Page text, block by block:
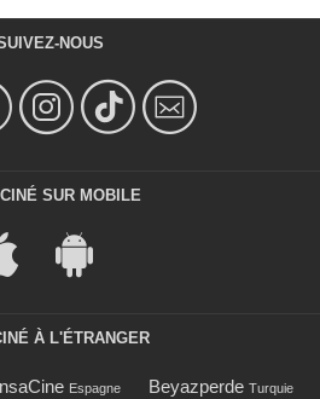
NOUS
SUR MOBILE
À L'ÉTRANGER
Espagne Beyazperde Turquie